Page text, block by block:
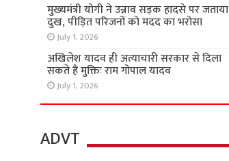
मुख्यमंत्री योगी ने उन्नाव सड़क हादसे पर जताया
दुख, पीड़ित परिजनों को मदद का भरोसा
July 1, 2026
अखिलेश यादव ही अत्याचारी सरकार से दिला
सकते हैं मुक्तिः राम गोपाल यादव
July 1, 2026
ADVT